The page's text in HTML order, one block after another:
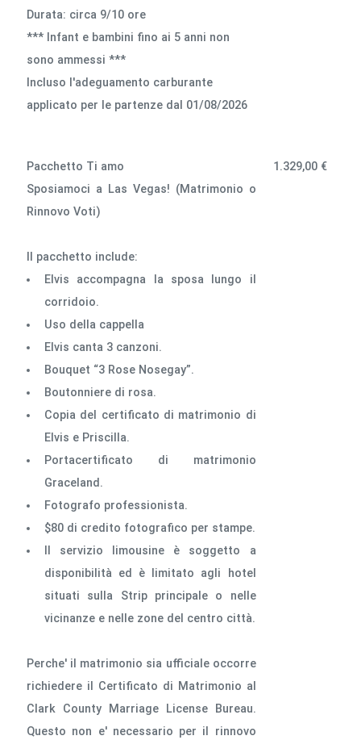
Durata: circa 9/10 ore
*** Infant e bambini fino ai 5 anni non
sono ammessi ***
lncluso l'adeguamento carburante
applicato per le partenze dal 01/08/2026
Pacchetto Ti amo
Sposiamoci a Las Vegas! (Matrimonio o
Rinnovo Voti)
Il pacchetto include:
Elvis accompagna la sposa lungo il
corridoio.
Uso della cappella
Elvis canta 3 canzoni.
Bouquet “3 Rose Nosegay”.
Boutonniere di rosa.
Copia del certificato di matrimonio di
Elvis e Priscilla.
Portacertificato di matrimonio
Graceland.
Fotografo professionista.
$80 di credito fotografico per stampe.
Il servizio limousine è soggetto a
disponibilità ed è limitato agli hotel
situati sulla Strip principale o nelle
vicinanze e nelle zone del centro città.
Perche' il matrimonio sia ufficiale occorre
richiedere il Certificato di Matrimonio al
Clark County Marriage License Bureau.
Questo non e' necessario per il rinnovo
1.329,00 €